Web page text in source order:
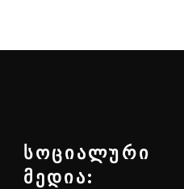
სოციალური
მედია: